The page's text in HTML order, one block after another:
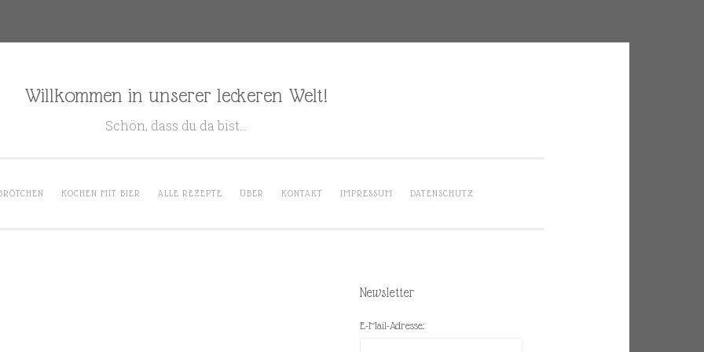
Willkommen in unserer leckeren Welt!
Schön, dass du da bist…
KOCHEN MIT BIER ALLE REZEPTE ÜBER KONTAKT IMPRESSUM DATENSCHUTZ
Newsletter
E-Mail-Adresse: